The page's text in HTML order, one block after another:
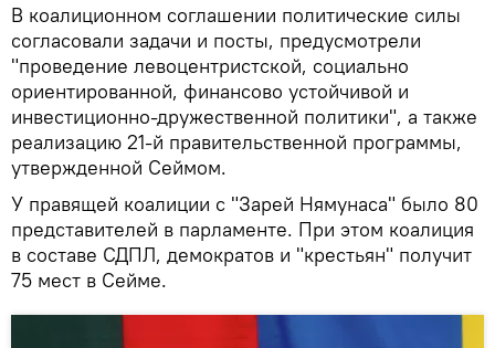
В коалиционном соглашении политические силы
согласовали задачи и посты, предусмотрели
"проведение левоцентристской, социально
ориентированной, финансово устойчивой и
инвестиционно-дружественной политики", а также
реализацию 21-й правительственной программы,
утвержденной Сеймом.
У правящей коалиции с "Зарей Нямунаса" было 80
представителей в парламенте. При этом коалиция
в составе СДПЛ, демократов и "крестьян" получит
75 мест в Сейме.